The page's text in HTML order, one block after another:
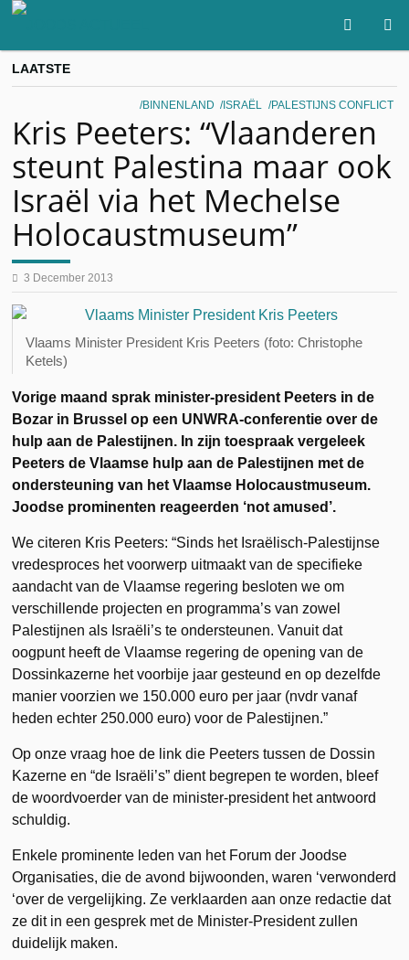
LAATSTE
BINNENLAND ISRAËL PALESTIJNS CONFLICT
Kris Peeters: “Vlaanderen
steunt Palestina maar ook
Israël via het Mechelse
Holocaustmuseum”
3 December 2013
Vlaams Minister President Kris Peeters (foto: Christophe
Ketels)
Vorige maand sprak minister-president Peeters in de
Bozar in Brussel op een UNWRA-conferentie over de
hulp aan de Palestijnen. In zijn toespraak vergeleek
Peeters de Vlaamse hulp aan de Palestijnen met de
ondersteuning van het Vlaamse Holocaustmuseum.
Joodse prominenten reageerden ‘not amused’.
We citeren Kris Peeters: “Sinds het Israëlisch-Palestijnse
vredesproces het voorwerp uitmaakt van de specifieke
aandacht van de Vlaamse regering besloten we om
verschillende projecten en programma’s van zowel
Palestijnen als Israëli’s te ondersteunen. Vanuit dat
oogpunt heeft de Vlaamse regering de opening van de
Dossinkazerne het voorbije jaar gesteund en op dezelfde
manier voorzien we 150.000 euro per jaar (nvdr vanaf
heden echter 250.000 euro) voor de Palestijnen.”
Op onze vraag hoe de link die Peeters tussen de Dossin
Kazerne en “de Israëli’s” dient begrepen te worden, bleef
de woordvoerder van de minister-president het antwoord
schuldig.
Enkele prominente leden van het Forum der Joodse
Organisaties, die de avond bijwoonden, waren ‘verwonderd
‘over de vergelijking. Ze verklaarden aan onze redactie dat
ze dit in een gesprek met de Minister-President zullen
duidelijk maken.